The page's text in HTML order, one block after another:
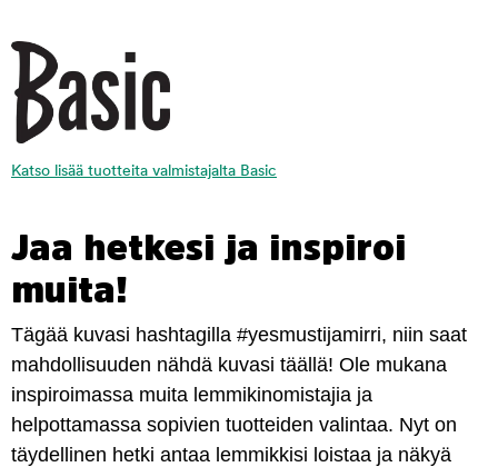
Katso lisää tuotteita valmistajalta Basic
Jaa hetkesi ja inspiroi
muita!
Tägää kuvasi hashtagilla #yesmustijamirri, niin saat
mahdollisuuden nähdä kuvasi täällä! Ole mukana
inspiroimassa muita lemmikinomistajia ja
helpottamassa sopivien tuotteiden valintaa. Nyt on
täydellinen hetki antaa lemmikkisi loistaa ja näkyä